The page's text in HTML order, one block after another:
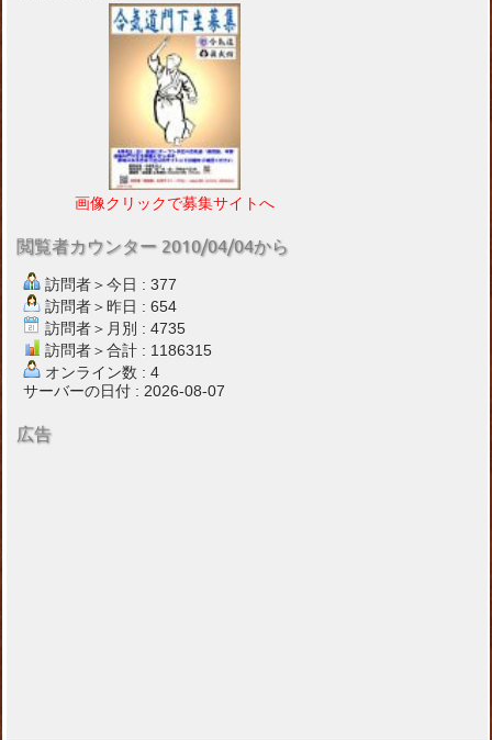
画像クリックで募集サイトへ
閲覧者カウンター 2010/04/04から
訪問者＞今日 : 377
訪問者＞昨日 : 654
訪問者＞月別 : 4735
訪問者＞合計 : 1186315
オンライン数 : 4
サーバーの日付 : 2026-08-07
広告